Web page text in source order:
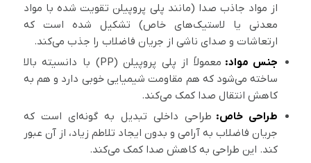
از مواد جاذب صدا (مانند پلی پروپیلن تقویت شده با مواد
معدنی یا لاستیک‌های خاص) تشکیل شده است که
ارتعاشات و صدای ناشی از جریان فاضلاب را جذب می‌کند.
جنس مواد:
معمولاً از پلی پروپیلن (PP) با دانسیته بالا
ساخته می‌شود که هم مقاومت شیمیایی خوبی دارد و هم به
کاهش انتقال صدا کمک می‌کند.
طراحی خاص: طراحی داخلی تبدیل به گونه‌ای است که
جریان فاضلاب به آرامی و بدون ایجاد تلاطم زیاد، از آن عبور
کند. این طراحی به کاهش صدا کمک می‌کند.